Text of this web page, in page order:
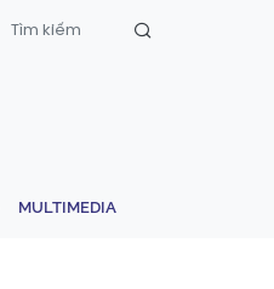
MULTIMEDIA